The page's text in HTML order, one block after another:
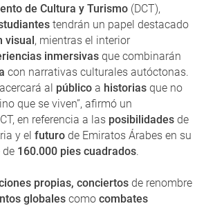
de Cultura y Turismo (DCT),
tendrán un papel destacado
visual, mientras el interior
inmersivas que combinarán
con narrativas culturales autóctonas.
al público a historias que no
que se viven”, afirmó un
en referencia a las posibilidades de
y el futuro de Emiratos Árabes en su
de 160.000 pies cuadrados.
propias, conciertos de renombre
globales como combates